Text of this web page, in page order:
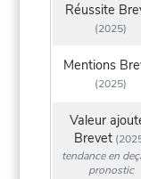
Réussite
(2025)
Mentions
(2025)
Valeur
Brevet
tendance en
pronostic